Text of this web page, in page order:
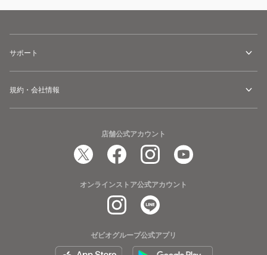
サポート
規約・会社情報
店舗公式アカウント
オンラインストア公式アカウント
ゼビオグループ公式アプリ